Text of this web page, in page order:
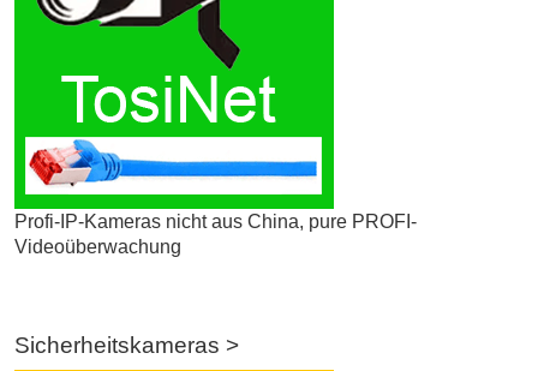
Profi-IP-Kameras nicht aus China, pure PROFI-
Videoüberwachung
Sicherheitskameras >